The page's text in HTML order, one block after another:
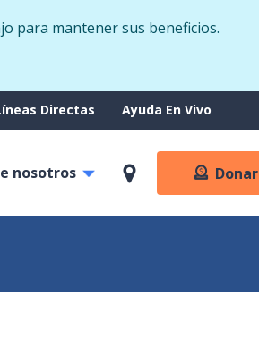
para mantener sus beneficios.
Directas Ayuda En Vivo
nosotros Donar